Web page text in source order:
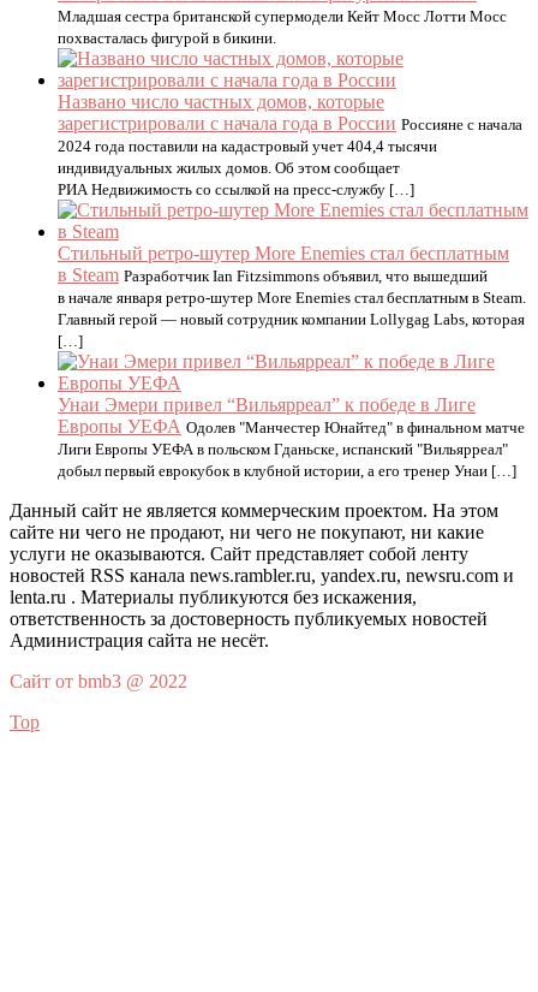
Младшая сестра британской супермодели Кейт Мосс Лотти Мосс
похвасталась фигурой в бикини.
Названо число частных домов, которые
зарегистрировали с начала года в России Россияне с начала
2024 года поставили на кадастровый учет 404,4 тысячи
индивидуальных жилых домов. Об этом сообщает
РИА Недвижимость со ссылкой на пресс-службу […]
Стильный ретро-шутер More Enemies стал бесплатным
в Steam Разработчик Ian Fitzsimmons объявил, что вышедший
в начале января ретро-шутер More Enemies стал бесплатным в Steam.
Главный герой — новый сотрудник компании Lollygag Labs, которая
[…]
Унаи Эмери привел “Вильярреал” к победе в Лиге
Европы УЕФА Одолев "Манчестер Юнайтед" в финальном матче
Лиги Европы УЕФА в польском Гданьске, испанский "Вильярреал"
добыл первый еврокубок в клубной истории, а его тренер Унаи […]
Данный сайт не является коммерческим проектом. На этом
сайте ни чего не продают, ни чего не покупают, ни какие
услуги не оказываются. Сайт представляет собой ленту
новостей RSS канала news.rambler.ru, yandex.ru, newsru.com и
lenta.ru . Материалы публикуются без искажения,
ответственность за достоверность публикуемых новостей
Администрация сайта не несёт.
Сайт от bmb3 @ 2022
Top